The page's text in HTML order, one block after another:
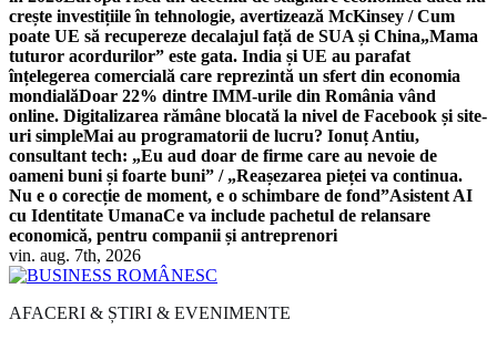
crește investițiile în tehnologie, avertizează McKinsey / Cum
poate UE să recupereze decalajul față de SUA și China„Mama
tuturor acordurilor” este gata. India și UE au parafat
înțelegerea comercială care reprezintă un sfert din economia
mondialăDoar 22% dintre IMM-urile din România vând
online. Digitalizarea rămâne blocată la nivel de Facebook și site-
uri simpleMai au programatorii de lucru? Ionuț Antiu,
consultant tech: „Eu aud doar de firme care au nevoie de
oameni buni și foarte buni” / „Reașezarea pieței va continua.
Nu e o corecție de moment, e o schimbare de fond”Asistent AI
cu Identitate UmanaCe va include pachetul de relansare
economică, pentru companii și antreprenori
vin. aug. 7th, 2026
AFACERI & ȘTIRI & EVENIMENTE